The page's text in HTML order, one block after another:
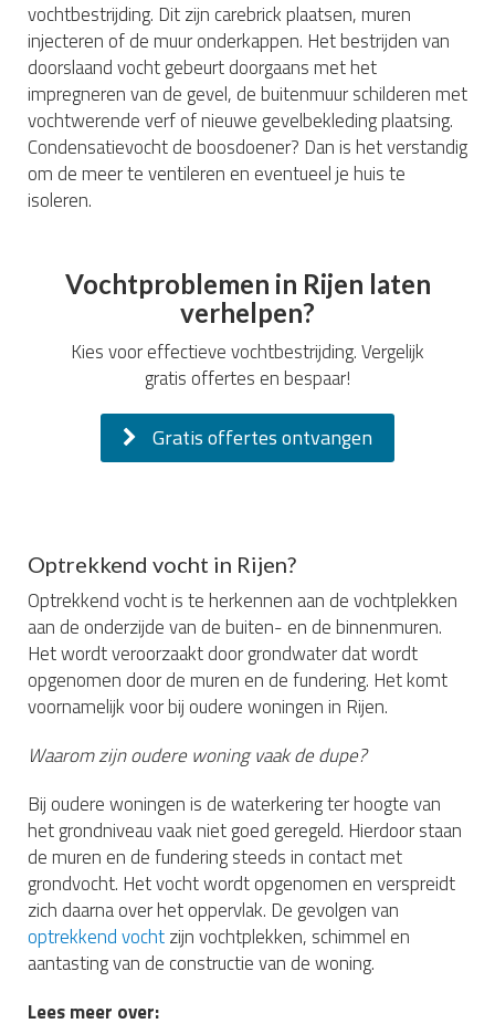
vochtbestrijding. Dit zijn carebrick plaatsen, muren
injecteren of de muur onderkappen. Het bestrijden van
doorslaand vocht gebeurt doorgaans met het
impregneren van de gevel, de buitenmuur schilderen met
vochtwerende verf of nieuwe gevelbekleding plaatsing.
Condensatievocht de boosdoener? Dan is het verstandig
om de meer te ventileren en eventueel je huis te
isoleren.
Vochtproblemen in Rijen laten
verhelpen?
Kies voor effectieve vochtbestrijding. Vergelijk
gratis offertes en bespaar!
Gratis offertes ontvangen
Optrekkend vocht in Rijen?
Optrekkend vocht is te herkennen aan de vochtplekken
aan de onderzijde van de buiten- en de binnenmuren.
Het wordt veroorzaakt door grondwater dat wordt
opgenomen door de muren en de fundering. Het komt
voornamelijk voor bij oudere woningen in Rijen.
Waarom zijn oudere woning vaak de dupe?
Bij oudere woningen is de waterkering ter hoogte van
het grondniveau vaak niet goed geregeld. Hierdoor staan
de muren en de fundering steeds in contact met
grondvocht. Het vocht wordt opgenomen en verspreidt
zich daarna over het oppervlak. De gevolgen van
optrekkend vochtzijn vochtplekken, schimmel en
aantasting van de constructie van de woning.
Lees meer over: